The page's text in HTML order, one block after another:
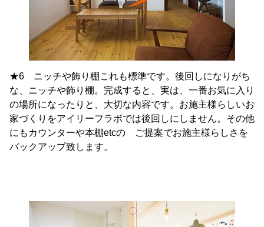
★6 ニッチや飾り棚これも標準です。後回しになりがち
な、ニッチや飾り棚。完成すると、実は、一番お気に入り
の場所になったりと、大切な内容です。お施主様らしいお
家づくりをアイリーフラボでは後回しにしません。その他
にもカウンターや本棚etcの ご提案でお施主様らしさを
バックアップ致します。